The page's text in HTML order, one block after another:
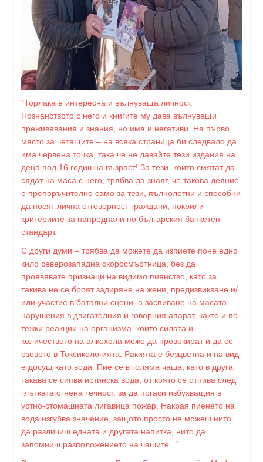
"Торлака е интересна и вълнуваща личност.
Познанството с него и книгите му дава вълнуващи
преживявания и знания, но има и негативи. На първо
място за четящите – на всяка страница би следвало да
има червена точка, така че не давайте тези издания на
деца под 16 годишна възраст! За тези, които смятат да
сядат на маса с него, трябва да знаят, че такова деяние
е препоръчително само за тези, пълнолетни и способни
да носят лична отговорност граждани, покрили
критериите за напреднали по българския банкетен
стандарт.
С други думи – трябва да можете да изпиете поне едно
кило северозападна скоросмъртница, без да
проявявате признаци на видимо пиянство, като за
такива не се броят задиряне на жени, предизвикване и/
или участие в батални сцени, а заспиване на масата,
нарушения в двигателния и говорния апарат, както и по-
тежки реакции на организма, които силата и
количеството на алкохола може да провокират и да се
озовете в Токсикологията. Ракията е безцветна и на вид
е досущ като вода. Пие се в голяма чаша, като в друга
такава се сипва истинска вода, от която се отпива след
глътката огнена течност, за да погаси избухващия в
устно-стомашната лигавица пожар. Накрая пиенето на
вода изгубва значение, защото просто не можеш нито
да различиш едната и другата напитка, нито да
запомниш разположението на чашите..."